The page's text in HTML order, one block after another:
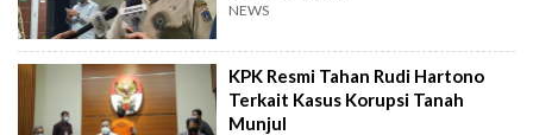
NEWS
KPK Resmi Tahan Rudi Hartono
Terkait Kasus Korupsi Tanah
Munjul